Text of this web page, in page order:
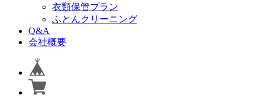
衣類保管プラン
ふとんクリーニング
Q&A
会社概要